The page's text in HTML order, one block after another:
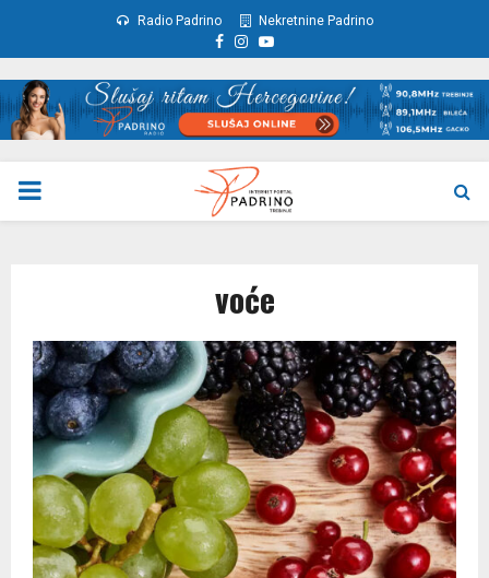
Radio Padrino Nekretnine Padrino
Facebook
Instagram
Youtube
PRIMARY
voće